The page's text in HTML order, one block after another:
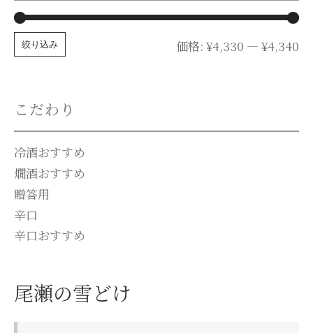
尾瀬の雪どけ
格
格
絞り込み 価格: ¥4,330 — ¥4,340
こだわり
冷酒おすすめ
燗酒おすすめ
贈答用
辛口
辛口おすすめ